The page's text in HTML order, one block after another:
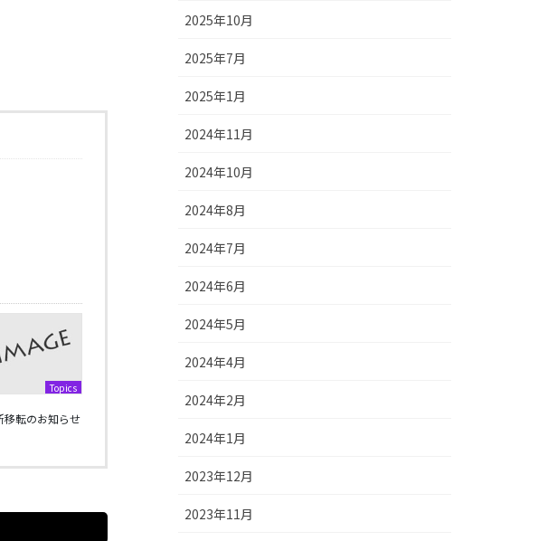
Topics
移転のお知らせ
2025年10月
2025年7月
2025年1月
2024年11月
2024年10月
2024年8月
2024年7月
2024年6月
2024年5月
2024年4月
2024年2月
2024年1月
2023年12月
2023年11月